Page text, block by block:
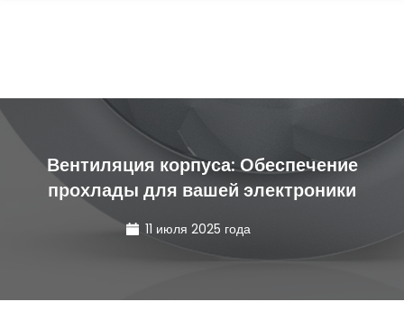
Вентиляция корпуса: Обеспечение
прохлады для вашей электроники
11 июля 2025 года